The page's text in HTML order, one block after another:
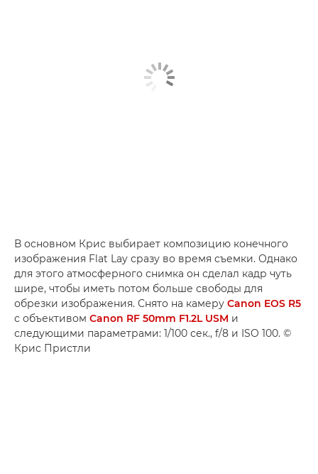
В основном Крис выбирает композицию конечного
изображения Flat Lay сразу во время съемки. Однако
для этого атмосферного снимка он сделал кадр чуть
шире, чтобы иметь потом больше свободы для
обрезки изображения. Снято на камеру Canon EOS R5
с объективом Canon RF 50mm F1.2L USM и
следующими параметрами: 1/100 сек., f/8 и ISO 100. ©
Крис Пристли